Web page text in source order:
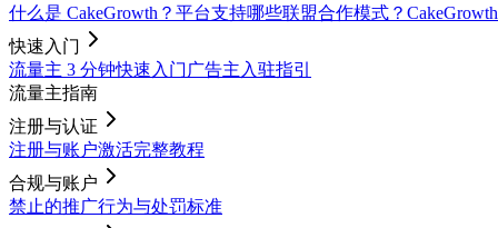
什么是 CakeGrowth？ 平台支持哪些联盟合作模式？
快速入门
流量主 3 分钟快速入门 广告主入驻指引
流量主指南
注册与认证
注册与账户激活完整教程
合规与账户
禁止的推广行为与处罚标准